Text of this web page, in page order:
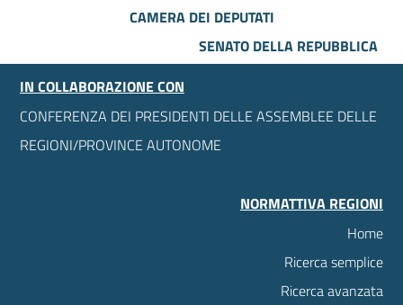
CAMERA DEI DEPUTATI
SENATO DELLA REPUBBLICA
IN COLLABORAZIONE CON
CONFERENZA DEI PRESIDENTI DELLE ASSEMBLEE DELLE
REGIONI/PROVINCE AUTONOME
NORMATTIVA REGIONI
Home
Ricerca semplice
Ricerca avanzata